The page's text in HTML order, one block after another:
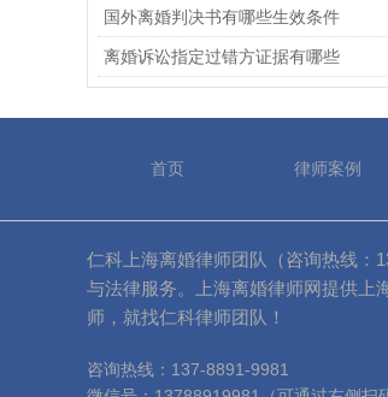
国外离婚判决书有哪些生效条件
离婚诉讼指定过错方证据有哪些
首页 律师案例
仁科上海离婚律师团队（咨询热线：
与法律服务。上海离婚律师网提供上
师，就找仁科律师团队！
咨询热线：137-8891-9981